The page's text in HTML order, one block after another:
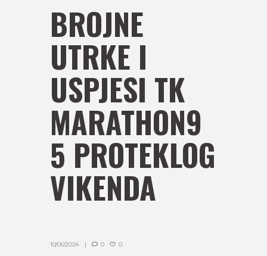
BROJNE
UTRKE I
USPJESI TK
MARATHON9
5 PROTEKLOG
VIKENDA
10/06/2024 0 0